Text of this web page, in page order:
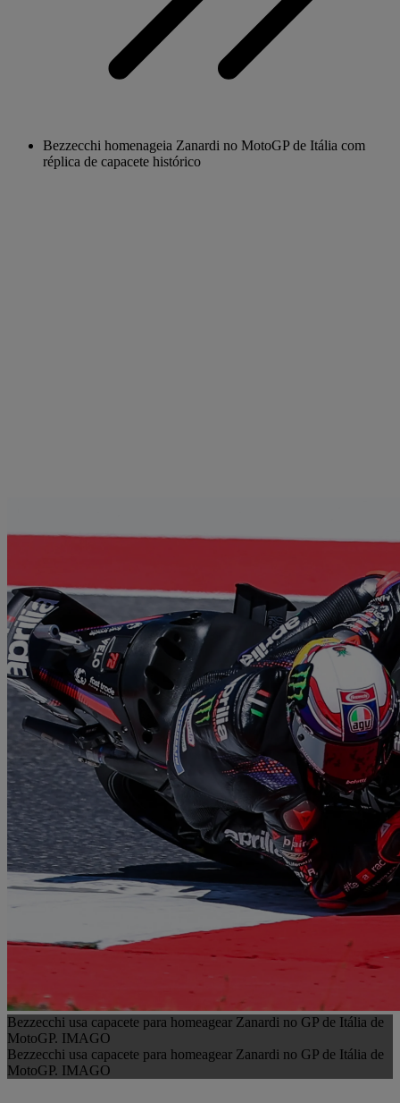
Bezzecchi homenageia Zanardi no MotoGP de Itália com
réplica de capacete histórico
Bezzecchi usa capacete para homeagear Zanardi no GP de Itália de
MotoGP. IMAGO
Bezzecchi usa capacete para homeagear Zanardi no GP de Itália de
MotoGP. IMAGO